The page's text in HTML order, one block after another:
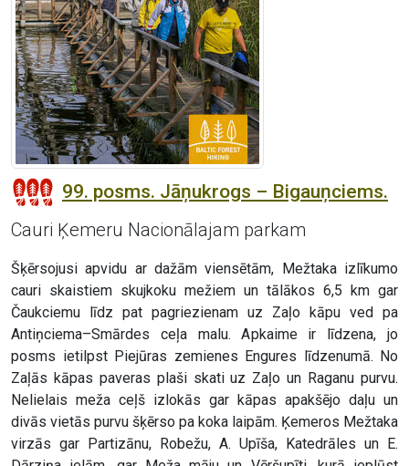
99. posms. Jāņukrogs – Bigauņciems.
Cauri Ķemeru Nacionālajam parkam
Šķērsojusi apvidu ar dažām viensētām, Mežtaka izlīkumo
cauri skaistiem skujkoku mežiem un tālākos 6,5 km gar
Čaukciemu līdz pat pagriezienam uz Zaļo kāpu ved pa
Antiņciema–Smārdes ceļa malu. Apkaime ir līdzena, jo
posms ietilpst Piejūras zemienes Engures līdzenumā. No
Zaļās kāpas paveras plaši skati uz Zaļo un Raganu purvu.
Nelielais meža ceļš izlokās gar kāpas apakšējo daļu un
divās vietās purvu šķērso pa koka laipām. Ķemeros Mežtaka
virzās gar Partizānu, Robežu, A. Upīša, Katedrāles un E.